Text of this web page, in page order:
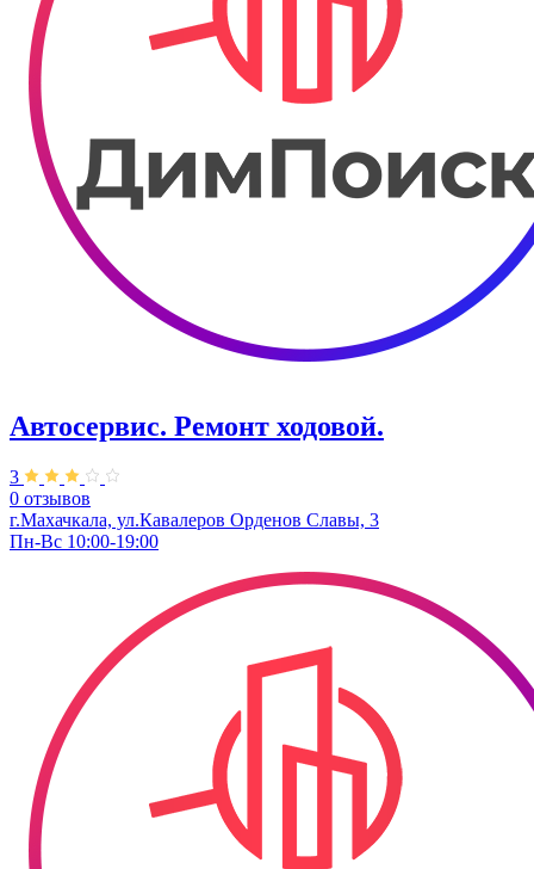
Автосервис. ​Ремонт ходовой.
3
0 отзывов
г.Махачкала, ул.Кавалеров Орденов Славы, 3
Пн-Вс 10:00-19:00